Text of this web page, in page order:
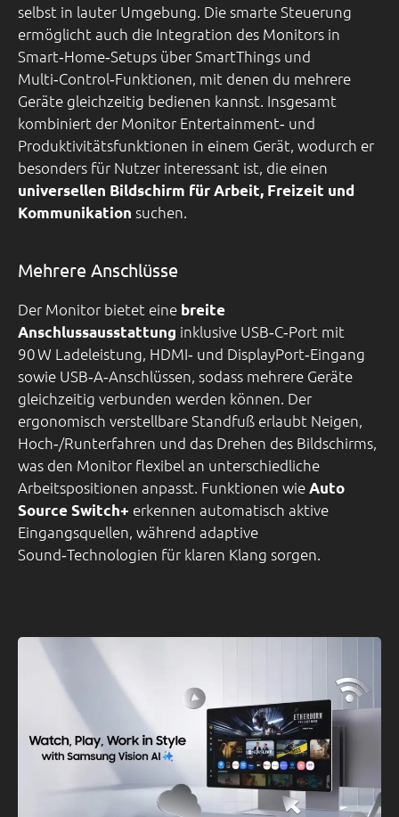
selbst in lauter Umgebung. Die smarte Steuerung
ermöglicht auch die Integration des Monitors in
Smart‑Home‑Setups über SmartThings und
Multi‑Control‑Funktionen, mit denen du mehrere
Geräte gleichzeitig bedienen kannst. Insgesamt
kombiniert der Monitor Entertainment‑ und
Produktivitätsfunktionen in einem Gerät, wodurch er
besonders für Nutzer interessant ist, die einen
universellen Bildschirm für Arbeit, Freizeit und
Kommunikation suchen.
Mehrere Anschlüsse
Der Monitor bietet eine breite
Anschlussausstattung inklusive USB‑C‑Port mit
90 W Ladeleistung, HDMI‑ und DisplayPort‑Eingang
sowie USB‑A‑Anschlüssen, sodass mehrere Geräte
gleichzeitig verbunden werden können. Der
ergonomisch verstellbare Standfuß erlaubt Neigen,
Hoch‑/Runterfahren und das Drehen des Bildschirms,
was den Monitor flexibel an unterschiedliche
Arbeitspositionen anpasst. Funktionen wieAuto
Source Switch+ erkennen automatisch aktive
Eingangsquellen, während adaptive
Sound‑Technologien für klaren Klang sorgen.